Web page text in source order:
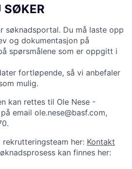
SØKER
søknadsportal. Du må laste opp
og dokumentasjon på
spørsmålene som er oppgitt i
fortløpende, så vi anbefaler
mulig.
kan rettes til Ole Nese -
email ole.nese@basf.com,
her: Kontakt
kan finnes her: